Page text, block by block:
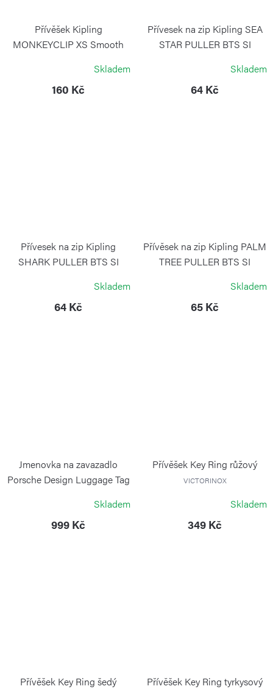
Přívěšek Kipling
MONKEYCLIP XS Smooth
Skladem
160 Kč
Přívesek na zip Kipling SEA
STAR PULLER BTS SI
Skladem
64 Kč
Přívesek na zip Kipling
SHARK PULLER BTS SI
Skladem
64 Kč
Přívěsek na zip Kipling PALM
TREE PULLER BTS SI
Skladem
65 Kč
Jmenovka na zavazadlo
Porsche Design Luggage Tag
Skladem
999 Kč
Přívěšek Key Ring růžový
VICTORINOX
Skladem
349 Kč
Přívěšek Key Ring šedý Přívěšek Key Ring tyrkysový